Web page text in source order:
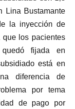
Lina Bustamante
la inyección de
los pacientes
fijada en
está en
diferencia de
por tema
de pago por